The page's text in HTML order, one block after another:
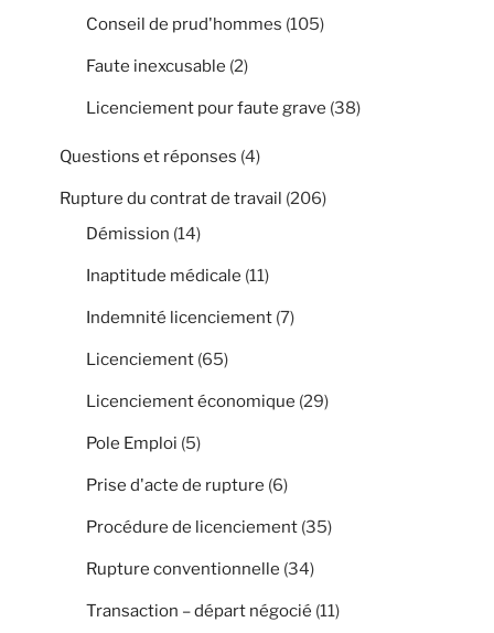
Conseil de prud'hommes (105)
Faute inexcusable (2)
Licenciement pour faute grave (38)
Questions et réponses (4)
Rupture du contrat de travail (206)
Démission (14)
Inaptitude médicale (11)
Indemnité licenciement (7)
Licenciement (65)
Licenciement économique (29)
Pole Emploi (5)
Prise d'acte de rupture (6)
Procédure de licenciement (35)
Rupture conventionnelle (34)
Transaction – départ négocié (11)